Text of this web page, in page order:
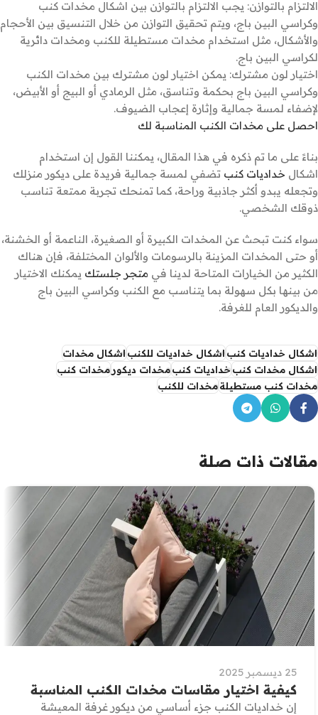
الالتزام بالتوازن: يجب الالتزام بالتوازن بين اشكال مخدات كنب
وكراسي البين باج، ويتم تحقيق التوازن من خلال التنسيق بين الأحجام
والأشكال، مثل استخدام مخدات مستطيلة للكنب ومخدات دائرية
لكراسي البين باج.
اختيار لون مشترك: يمكن اختيار لون مشترك بين مخدات الكنب
وكراسي البين باج بحكمة وتناسق، مثل الرمادي أو البيج أو الأبيض،
لإضفاء لمسة جمالية وإثارة إعجاب الضيوف.
احصل على مخدات الكنب المناسبة لك
بناءً على ما تم ذكره في هذا المقال، يمكننا القول إن استخدام
اشكال خداديات كنب تضفي لمسة جمالية فريدة على ديكور منزلك
وتجعله يبدو أكثر جاذبية وراحة، كما تمنحك تجربة ممتعة تناسب
ذوقك الشخصي.
سواء كنت تبحث عن المخدات الكبيرة أو الصغيرة، الناعمة أو الخشنة،
أو حتى المخدات المزينة بالرسومات والألوان المختلفة، فإن هناك
الكثير من الخيارات المتاحة لدينا في متجر جلستك يمكنك الاختيار
من بينها بكل سهولة بما يتناسب مع الكنب وكراسي البين باج
والديكور العام للغرفة.
اشكال خداديات كنباشكال خداديات للكنباشكال مخدات
اشكال مخدات كنبخداديات كنبمخدات ديكور مخدات كنب
مخدات كنب مستطيلةمخدات للكنب
مقالات ذات صلة
25 ديسمبر 2025
كيفية اختيار مقاسات مخدات الكنب المناسبة
إن خداديات الكنب جزء أساسي من ديكور غرفة المعيشة